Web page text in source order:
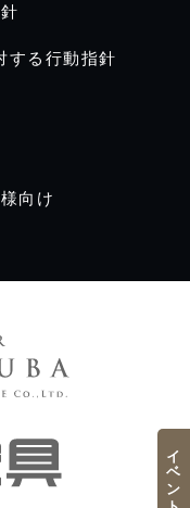
する行動指針
向け